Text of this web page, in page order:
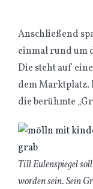
Anschließend
einmal rund um
Die steht auf
dem Marktplatz.
die berühmte
Till Eulenspiegel
worden sein. Sein